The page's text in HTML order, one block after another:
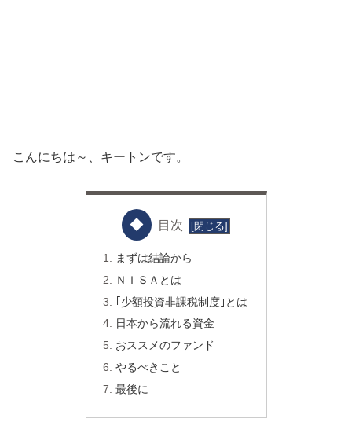
こんにちは～、キートンです。
目次
まずは結論から
ＮＩＳＡとは
｢少額投資非課税制度｣とは
日本から流れる資金
おススメのファンド
やるべきこと
最後に